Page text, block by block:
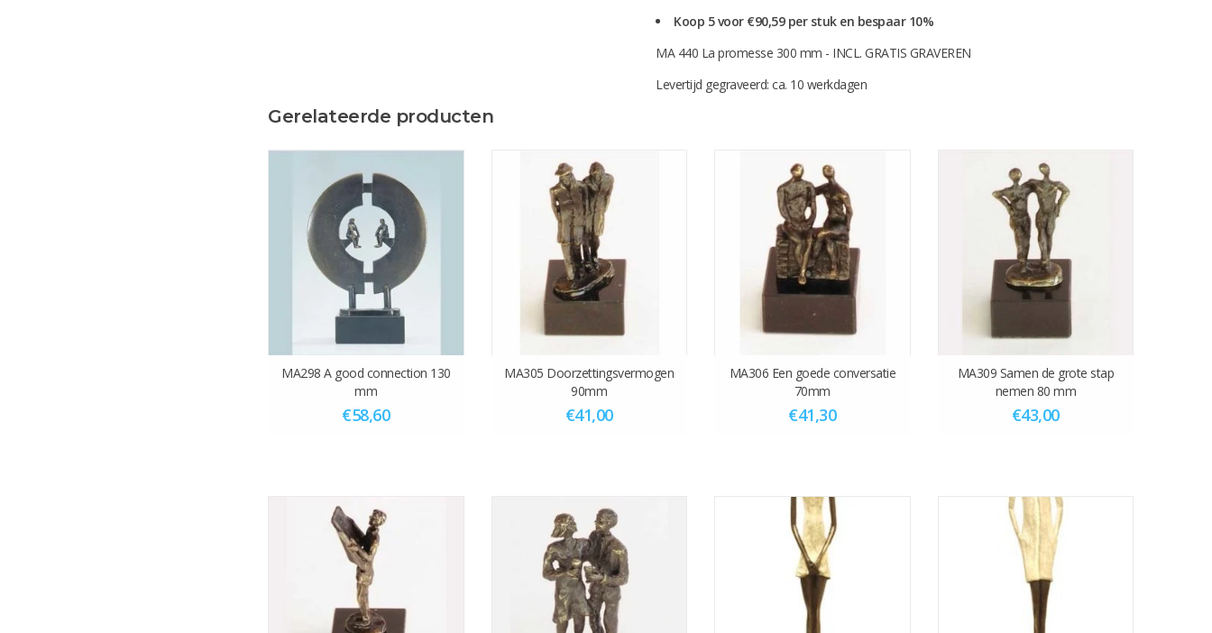
Koop 5 voor €90,59 per stuk en bespaar 10%
MA 440 La promesse 300 mm - INCL. GRATIS GRAVEREN
Levertijd gegraveerd: ca. 10 werkdagen
Gerelateerde producten
MA298 A good connection 130
mm
€58,60
MA305 Doorzettingsvermogen
90mm
€41,00
MA306 Een goede conversatie
70mm
€41,30
MA309 Samen de grote stap
nemen 80 mm
€43,00